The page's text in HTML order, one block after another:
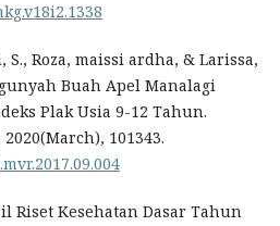
Roza, maissi ardha, & Larissa,
Buah Apel Manalagi
Plak Usia 9-12 Tahun.
101343.
Riset Kesehatan Dasar Tahun